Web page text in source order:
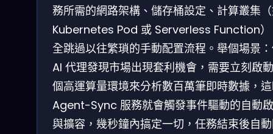
務所需的網路架構、儲存桶設定、計算叢集
Kubernetes Pod 或 Serverless Function）
全跳過以往繁瑣的手動配置流程。舉個場景
AI 代理發現市場出現套利機會，需要立刻啟
個高運算量環境來分析數百萬筆即時數據，
Agent-Sync 服務就會觸發事件驅動的自動
與擴容，幾秒鐘內搞定一切，任務結束後自